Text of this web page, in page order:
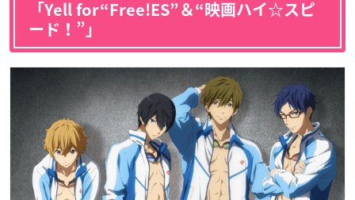
「Yell for“Free!ES”＆“映画ハイ☆スピ
ード！”」